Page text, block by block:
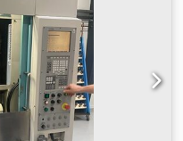
de sujeción de
mesa: 180 - 480
máximo de la
de la herramienta:
110 mm
0,8 s
de herramientas con: